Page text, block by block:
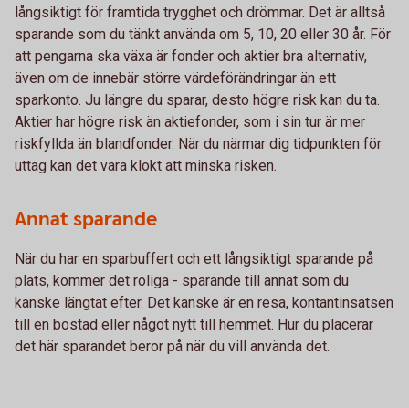
långsiktigt för framtida trygghet och drömmar. Det är alltså
sparande som du tänkt använda om 5, 10, 20 eller 30 år. För
att pengarna ska växa är fonder och aktier bra alternativ,
även om de innebär större värdeförändringar än ett
sparkonto. Ju längre du sparar, desto högre risk kan du ta.
Aktier har högre risk än aktiefonder, som i sin tur är mer
riskfyllda än blandfonder. När du närmar dig tidpunkten för
uttag kan det vara klokt att minska risken.
Annat sparande
När du har en sparbuffert och ett långsiktigt sparande på
plats, kommer det roliga - sparande till annat som du
kanske längtat efter. Det kanske är en resa, kontantinsatsen
till en bostad eller något nytt till hemmet. Hur du placerar
det här sparandet beror på när du vill använda det.